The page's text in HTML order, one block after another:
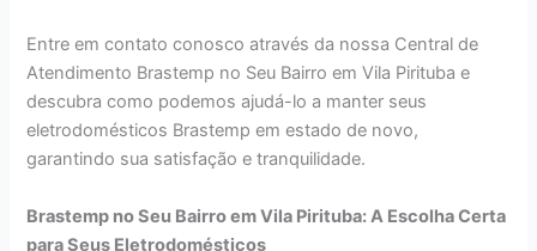
Entre em contato conosco através da nossa Central de
Atendimento Brastemp no Seu Bairro em Vila Pirituba e
descubra como podemos ajudá-lo a manter seus
eletrodomésticos Brastemp em estado de novo,
garantindo sua satisfação e tranquilidade.
Brastemp no Seu Bairro em Vila Pirituba: A Escolha Certa
para Seus Eletrodomésticos